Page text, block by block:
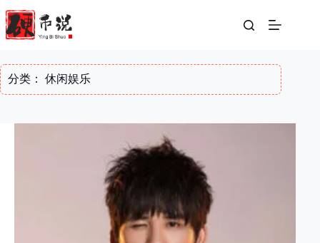
至
内
分类： 休闲娱乐